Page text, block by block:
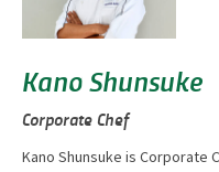
Kano Shunsuke
Corporate Chef
Kano Shunsuke is Corporate